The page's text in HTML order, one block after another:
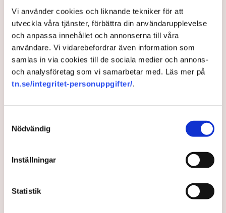
Vi använder cookies och liknande tekniker för att
utveckla våra tjänster, förbättra din användarupplevelse
och anpassa innehållet och annonserna till våra
användare. Vi vidarebefordrar även information som
samlas in via cookies till de sociala medier och annons-
och analysföretag som vi samarbetar med. Läs mer på
tn.se/integritet-personuppgifter/.
Nödvändig
Inställningar
Statistik
prisceremoni.
Försvarsmakten, Säkerhets- och försvarsföretagen
(SOFF), SME-D och Försvarets materielverk (FMV)
arrangerar Försvarsföretagsdagarna.
Onsdag 3 december
(LSUM).
konferensdag om framtidens mjölkproduktion, Uppsala.
12.45 - 13.45: Livsmedelsverket och Länsstyrelsen
Jämtlands län håller pressträff med anledning av en
nödvattenövning på Frösö Park i Östersund.
EU: Kommissionen väntas presentera en